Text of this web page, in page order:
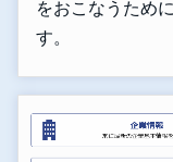
をおこなうため
す。